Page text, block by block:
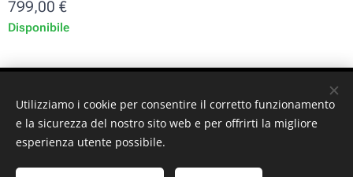
799,00 €
Disponibile
10128 - Torino (TO) - P. iva: 10161030019
© 2024 ST-GARAGE All Rights Reserved
Cookies
Utilizziamo i cookie per consentire il corretto funzionamento
e la sicurezza del nostro sito web e per offrirti la migliore
esperienza utente possibile.